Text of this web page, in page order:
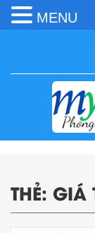
THẺ: GIÁ
MENU